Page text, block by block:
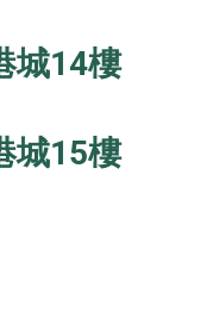
城14樓
城15樓